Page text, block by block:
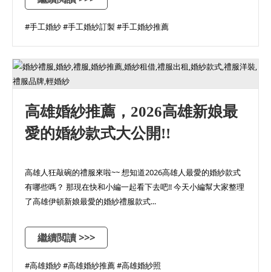
#手工婚紗 #手工婚紗訂製 #手工婚紗推薦
高雄婚紗推薦，2026高雄新娘最
愛的婚紗款式大公開!!
高雄人狂敲碗的禮服來啦~~ 想知道2026高雄人最愛的婚紗款式
有哪些嗎？ 那現在快和小編一起看下去吧!! 今天小編幫大家整理
了高雄伊頓新娘最愛的婚紗禮服款式...
繼續閲讀 >>>
#高雄婚紗 #高雄婚紗推薦 #高雄婚紗照